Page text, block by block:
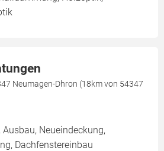
Neumagen-Dhron (18km von 54347
Ausbau, Neueindeckung,
Dachfenstereinbau